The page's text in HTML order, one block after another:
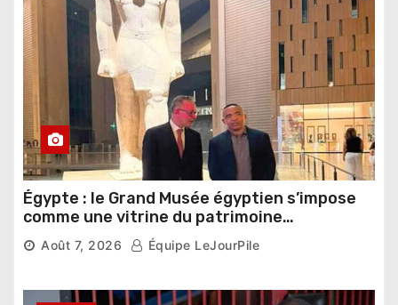
Égypte : le Grand Musée égyptien s’impose
comme une vitrine du patrimoine
pharaonique auprès des dirigeants
étrangers
Août 7, 2026 Équipe LeJourPile